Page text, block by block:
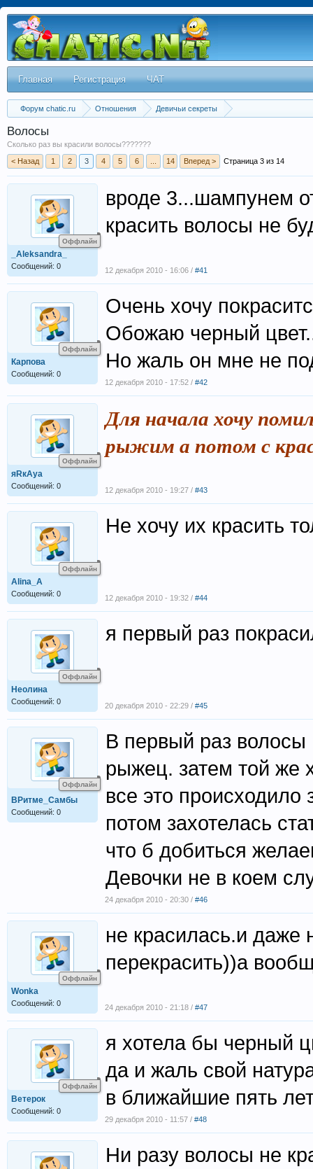
Главная Регистрация ЧАТ
Форум chatic.ru Отношения Девичьи секреты
Волосы
Сколько раз вы красили волосы???????
< Назад
1 2 3 4 5 6 14 Вперед > Страница 3 из 14
Оффлайн
_Aleksandra_
Сообщений: 0
вроде 3...шампунем
красить волосы не
12 декабря 2010 - 16:06 / #41
Оффлайн
Карпова
Сообщений: 0
Очень хочу
Обожаю черный
Но жаль он мне не
12 декабря 2010 - 17:52 / #42
Оффлайн
яRкАya
Сообщений: 0
Для начала хочу
рыжим а потом с
12 декабря 2010 - 19:27 / #43
Оффлайн
Alina_A
Сообщений: 0
Не хочу их красить
12 декабря 2010 - 19:32 / #44
Оффлайн
Неолина
Сообщений: 0
я первый раз
20 декабря 2010 - 22:29 / #45
Оффлайн
ВРитме_Самбы
Сообщений: 0
В первый раз
рыжец. затем той же
все это происходило
потом захотелась
что б добиться
Девочки не в коем
24 декабря 2010 - 20:30 / #46
Оффлайн
Wonka
Сообщений: 0
не красилась.и
перекрасить))а
24 декабря 2010 - 21:18 / #47
Оффлайн
Ветерок
Сообщений: 0
я хотела бы черный
да и жаль свой
в ближайшие пять
29 декабря 2010 - 11:57 / #48
Ни разу волосы не